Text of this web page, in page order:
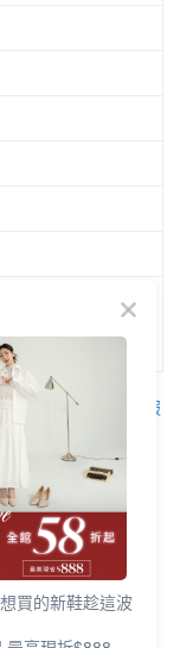
光環境或個人螢幕
差現象，顏色以實
客服
查看全部
買的新鞋趁這波